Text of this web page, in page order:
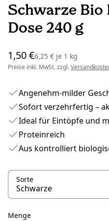
Schwarze
Dose 240 g
1,50 €6,25 € je 1 kg
Preise inkl. MwSt. zzgl.
Angenehm-milder
Sofort verzehrfertig –
Ideal für Eintöpfe und
Proteinreich
Aus kontrolliert
Sorte
Menge